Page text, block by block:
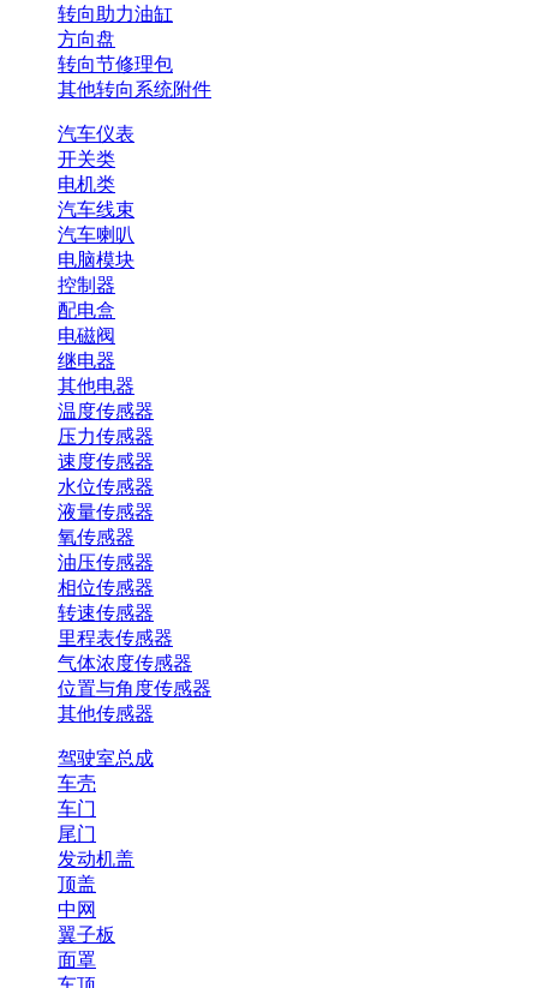
转向助力油缸
方向盘
转向节修理包
其他转向系统附件
汽车仪表
开关类
电机类
汽车线束
汽车喇叭
电脑模块
控制器
配电盒
电磁阀
继电器
其他电器
温度传感器
压力传感器
速度传感器
水位传感器
液量传感器
氧传感器
油压传感器
相位传感器
转速传感器
里程表传感器
气体浓度传感器
位置与角度传感器
其他传感器
驾驶室总成
车壳
车门
尾门
发动机盖
顶盖
中网
翼子板
面罩